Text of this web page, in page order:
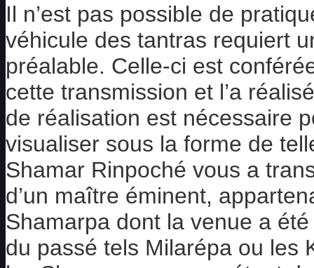
Il n’est pas possible de
véhicule des tantras requiert
préalable. Celle-ci est
cette transmission et l’a
de réalisation est nécessaire
visualiser sous la forme de
Shamar Rinpoché vous a
d’un maître éminent,
Shamarpa dont la venue a
du passé tels Milarépa ou les